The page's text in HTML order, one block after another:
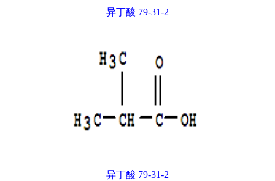
异丁酸 79-31-2
异丁酸 79-31-2